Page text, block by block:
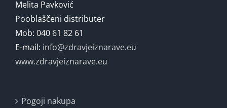
Melita Pavković
Pooblaščeni distributer
Mob: 040 61 82 61
E-mail: info@zdravjeiznarave.eu
www.zdravjeiznarave.eu
Pogoji nakupa